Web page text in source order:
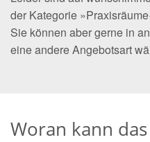
der Kategorie
Sie können aber gerne in
eine andere Angebotsart
Woran kann